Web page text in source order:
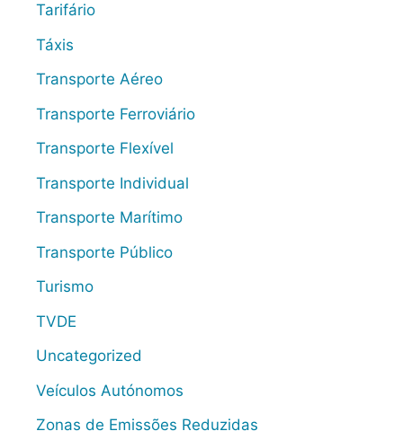
Tarifário
Táxis
Transporte Aéreo
Transporte Ferroviário
Transporte Flexível
Transporte Individual
Transporte Marítimo
Transporte Público
Turismo
TVDE
Uncategorized
Veículos Autónomos
Zonas de Emissões Reduzidas